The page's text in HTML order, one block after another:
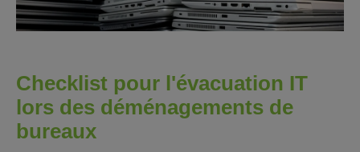
Checklist pour l'évacuation IT
lors des déménagements de
bureaux